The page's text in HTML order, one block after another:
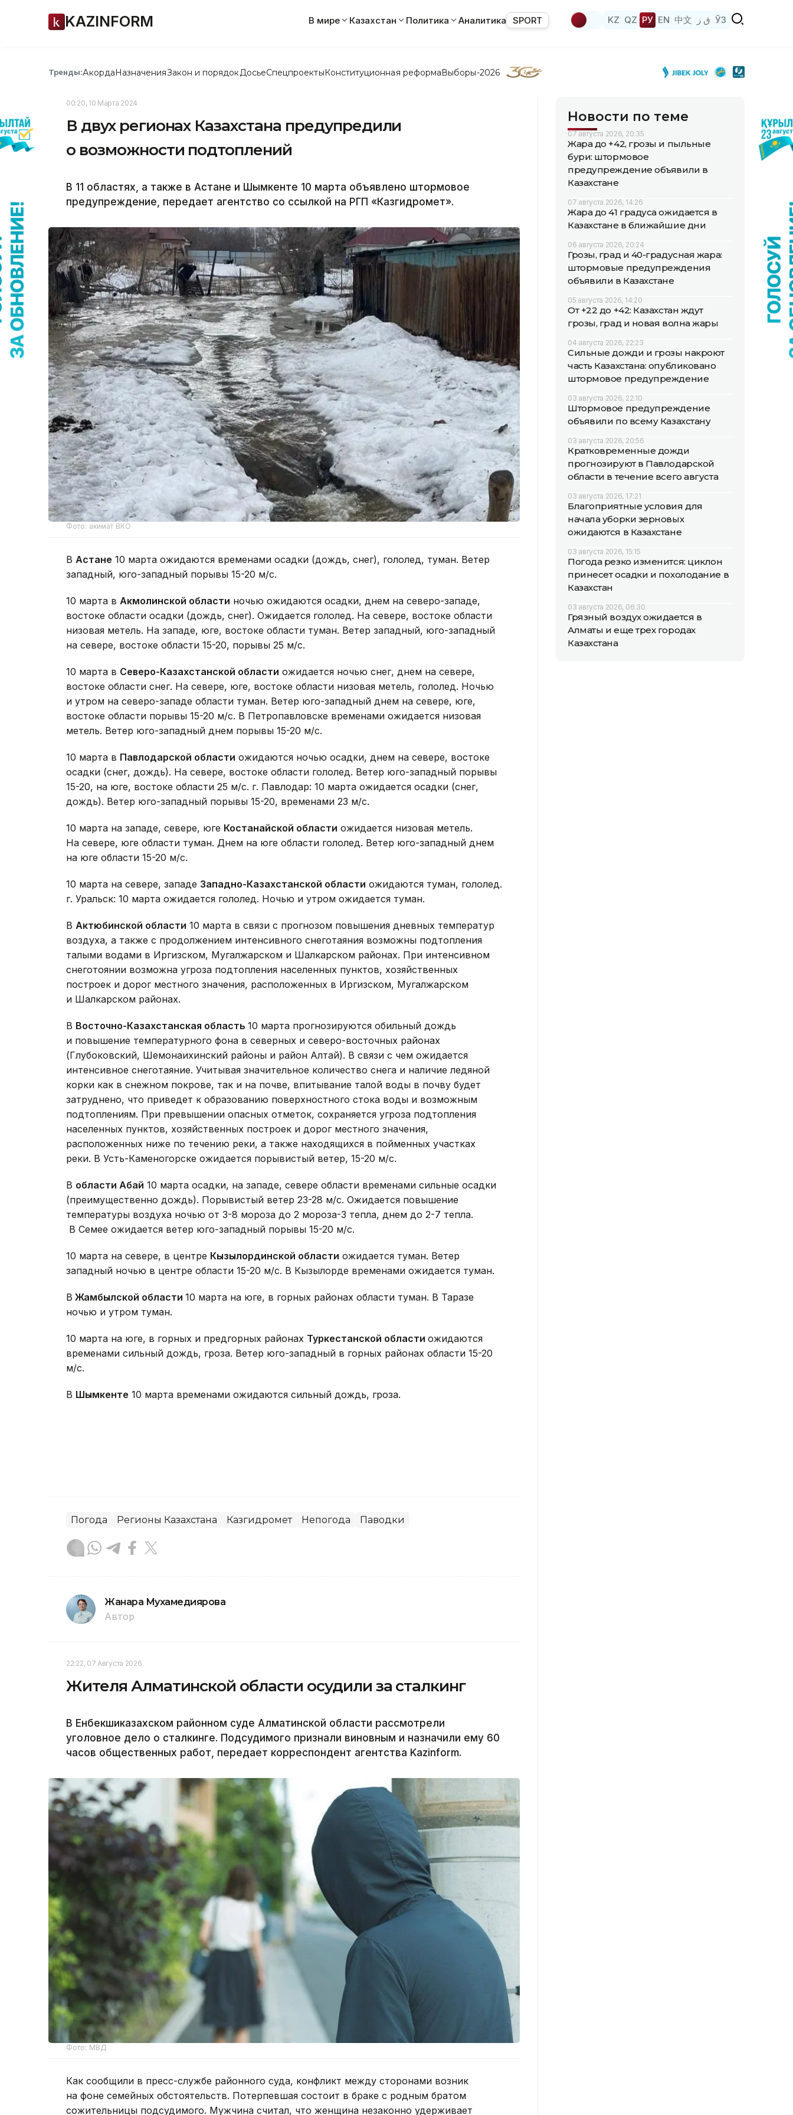
KAZINFORM В мире Казахстан Политика Аналитика SPORT KZ QZ РУ EN 中文 ق ز ЎЗ
Тренды:АкордаНазначенияЗакон и порядок ДосьеСпецпроектыКонституционная реформаВыборы-2026
00:20, 10 Марта 2024
В двух регионах Казахстана предупредили
о возможности подтоплений
В 11 областях, а также в Астане и Шымкенте 10 марта объявлено штормовое
предупреждение, передает агентство со ссылкой на РГП «Казгидромет».
Фото: акимат ВКО
В Астане 10 марта ожидаются временами осадки (дождь, снег), гололед, туман. Ветер
западный, юго-западный порывы 15-20 м/с.
10 марта в Акмолинской области ночью ожидаются осадки, днем на северо-западе,
востоке области осадки (дождь, снег). Ожидается гололед. На севере, востоке области
низовая метель. На западе, юге, востоке области туман. Ветер западный, юго-западный
на севере, востоке области 15-20, порывы 25 м/с.
10 марта в Северо-Казахстанской области ожидается ночью снег, днем на севере,
востоке области снег. На севере, юге, востоке области низовая метель, гололед. Ночью
и утром на северо-западе области туман. Ветер юго-западный днем на севере, юге,
востоке области порывы 15-20 м/с. В Петропавловске временами ожидается низовая
метель. Ветер юго-западный днем порывы 15-20 м/с.
10 марта в Павлодарской области ожидаются ночью осадки, днем на севере, востоке
осадки (снег, дождь). На севере, востоке области гололед. Ветер юго-западный порывы
15-20, на юге, востоке области 25 м/с. г. Павлодар: 10 марта ожидается осадки (снег,
дождь). Ветер юго-западный порывы 15-20, временами 23 м/с.
10 марта на западе, севере, юге Костанайской области ожидается низовая метель.
На севере, юге области туман. Днем на юге области гололед. Ветер юго-западный днем
на юге области 15-20 м/с.
10 марта на севере, западе Западно-Казахстанской области ожидаются туман, гололед.
г. Уральск: 10 марта ожидается гололед. Ночью и утром ожидается туман.
В Актюбинской области 10 марта в связи с прогнозом повышения дневных температур
воздуха, а также с продолжением интенсивного снеготаяния возможны подтопления
талыми водами в Иргизском, Мугалжарском и Шалкарском районах. При интенсивном
снеготоянии возможна угроза подтопления населенных пунктов, хозяйственных
построек и дорог местного значения, расположенных в Иргизском, Мугалжарском
и Шалкарском районах.
В Восточно-Казахстанская область 10 марта прогнозируются обильный дождь
и повышение температурного фона в северных и северо-восточных районах
(Глубоковский, Шемонаихинский районы и район Алтай). В связи с чем ожидается
интенсивное снеготаяние. Учитывая значительное количество снега и наличие ледяной
корки как в снежном покрове, так и на почве, впитывание талой воды в почву будет
затруднено, что приведет к образованию поверхностного стока воды и возможным
подтоплениям. При превышении опасных отметок, сохраняется угроза подтопления
населенных пунктов, хозяйственных построек и дорог местного значения,
расположенных ниже по течению реки, а также находящихся в пойменных участках
реки. В Усть-Каменогорске ожидается порывистый ветер, 15-20 м/с.
В области Абай 10 марта осадки, на западе, севере области временами сильные осадки
(преимущественно дождь). Порывистый ветер 23-28 м/с. Ожидается повышение
температуры воздуха ночью от 3-8 мороза до 2 мороза-3 тепла, днем до 2-7 тепла.
В Семее ожидается ветер юго-западный порывы 15-20 м/с.
10 марта на севере, в центре Кызылординской области ожидается туман. Ветер
западный ночью в центре области 15-20 м/с. В Кызылорде временами ожидается туман.
В Жамбылской области 10 марта на юге, в горных районах области туман. В Таразе
ночью и утром туман.
10 марта на юге, в горных и предгорных районах Туркестанской области ожидаются
временами сильный дождь, гроза. Ветер юго-западный в горных районах области 15-20
м/с.
В Шымкенте 10 марта временами ожидаются сильный дождь, гроза.
Погода Регионы Казахстана Казгидромет Непогода Паводки
Жанара Мухамедиярова
Автор
22:22, 07 Августа 2026
Жителя Алматинской области осудили за сталкинг
В Енбекшиказахском районном суде Алматинской области рассмотрели
уголовное дело о сталкинге. Подсудимого признали виновным и назначили ему 60
часов общественных работ, передает корреспондент агентства Kazinform.
Фото: МВД
Как сообщили в пресс-службе районного суда, конфликт между сторонами возник
на фоне семейных обстоятельств. Потерпевшая состоит в браке с родным братом
сожительницы подсудимого. Мужчина считал, что женщина незаконно удерживает
Новости по теме
07 августа 2026, 20:35
Жара до +42, грозы и пыльные
бури: штормовое
предупреждение объявили в
Казахстане
07 августа 2026, 14:26
Жара до 41 градуса ожидается в
Казахстане в ближайшие дни
06 августа 2026, 20:24
Грозы, град и 40-градусная жара:
штормовые предупреждения
объявили в Казахстане
05 августа 2026, 14:20
От +22 до +42: Казахстан ждут
грозы, град и новая волна жары
04 августа 2026, 22:23
Сильные дожди и грозы накроют
часть Казахстана: опубликовано
штормовое предупреждение
03 августа 2026, 22:10
Штормовое предупреждение
объявили по всему Казахстану
03 августа 2026, 20:56
Кратковременные дожди
прогнозируют в Павлодарской
области в течение всего августа
03 августа 2026, 17:21
Благоприятные условия для
начала уборки зерновых
ожидаются в Казахстане
03 августа 2026, 15:15
Погода резко изменится: циклон
принесет осадки и похолодание в
Казахстан
03 августа 2026, 06:30
Грязный воздух ожидается в
Алматы и еще трех городах
Казахстана